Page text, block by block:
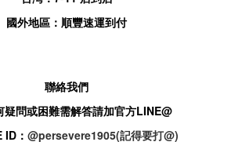
國外地區：順豐速運到付
聯絡我們
疑問或困難需解答請加官方LINE@
ID： @persevere1905(記得要打@)